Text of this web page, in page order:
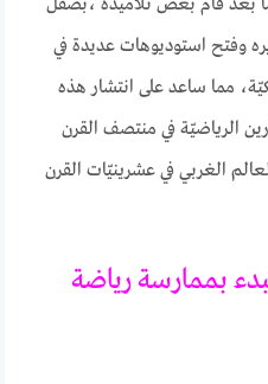
بعد قام بعض تلاميذه ،بصقل
وفتح استوديوهات عديدة في
مما ساعد على انتشار هذه
الرياضيّة في منتصف القرن
الغربي في عشرينيّات القرن
بممارسة رياضة